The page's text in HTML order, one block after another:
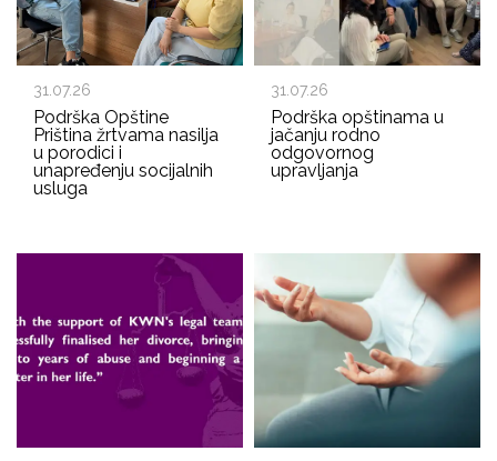
31.07.26
Podrška Opštine
Priština žrtvama nasilja
u porodici i
unapređenju socijalnih
usluga
31.07.26
Podrška opštinama u
jačanju rodno
odgovornog
upravljanja